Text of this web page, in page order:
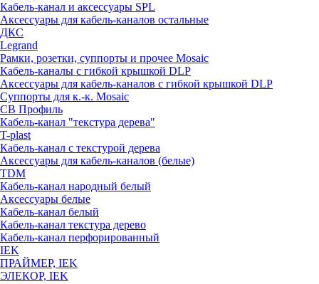
Кабель-канал и аксессуары SPL
Аксессуары для кабель-каналов остальные
ДКС
Legrand
Рамки, розетки, суппорты и прочее Mosaic
Кабель-каналы с гибкой крышкой DLP
Аксессуары для кабель-каналов с гибкой крышкой DLP
Суппорты для к.-к. Mosaic
СВ Профиль
Кабель-канал "текстура дерева"
T-plast
Кабель-канал с текстурой дерева
Аксессуары для кабель-каналов (белые)
TDM
Кабель-канал народный белый
Аксессуары белые
Кабель-канал белый
Кабель-канал текстура дерево
Кабель-канал перфорированный
IEK
ПРАЙМЕР, IEK
ЭЛЕКОР, IEK